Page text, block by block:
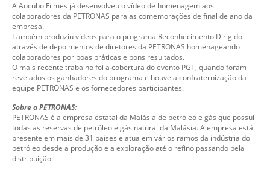
A Aocubo Filmes já desenvolveu o vídeo de homenagem aos
colaboradores da PETRONAS para as comemorações de final de ano da
empresa.
Também produziu vídeos para o programa Reconhecimento Dirigido
através de depoimentos de diretores da PETRONAS homenageando
colaboradores por boas práticas e bons resultados.
O mais recente trabalho foi a cobertura do evento PGT, quando foram
revelados os ganhadores do programa e houve a confraternização da
equipe PETRONAS e os fornecedores participantes.
Sobre a PETRONAS:
PETRONAS é a empresa estatal da Malásia de petróleo e gás que possui
todas as reservas de petróleo e gás natural da Malásia. A empresa está
presente em mais de 31 países e atua em vários ramos da indústria do
petróleo desde a produção e a exploração até o refino passando pela
distribuição.